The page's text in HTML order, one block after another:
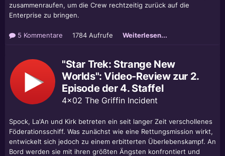
zusammenraufen, um die Crew rechtzeitig zurück auf die
Enterprise zu bringen.
5 Kommentare 1784 Aufrufe Weiterlesen...
"Star Trek: Strange New
Worlds": Video-Review zur 2.
Episode der 4. Staffel
4x02 The Griffin Incident
Spock, La'An und Kirk betreten ein seit langer Zeit verschollenes
Föderationsschiff. Was zunächst wie eine Rettungsmission wirkt,
entwickelt sich jedoch zu einem erbitterten Überlebenskampf. An
Bord werden sie mit ihren größten Ängsten konfrontiert und